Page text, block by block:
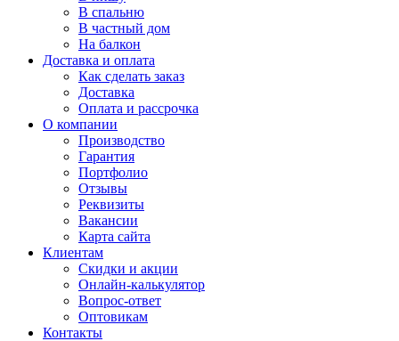
В спальню
В частный дом
На балкон
Доставка и оплата
Как сделать заказ
Доставка
Оплата и рассрочка
О компании
Производство
Гарантия
Портфолио
Отзывы
Реквизиты
Вакансии
Карта сайта
Клиентам
Скидки и акции
Онлайн-калькулятор
Вопрос-ответ
Оптовикам
Контакты